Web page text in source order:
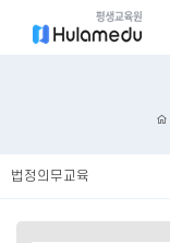
법정의무교육